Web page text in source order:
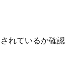
れているか確認